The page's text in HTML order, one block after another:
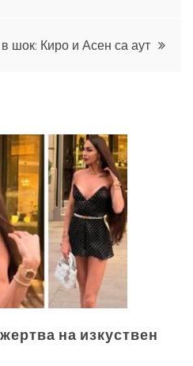
в шок: Киро и Асен са аут
на изкуствен